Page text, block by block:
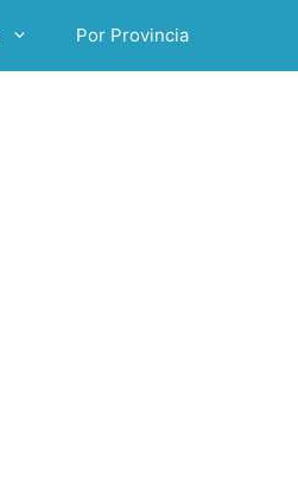
Por Provincia